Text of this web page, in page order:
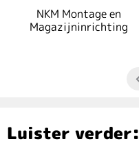
NKM Montage en
Magazijninrichting
Luister verder: